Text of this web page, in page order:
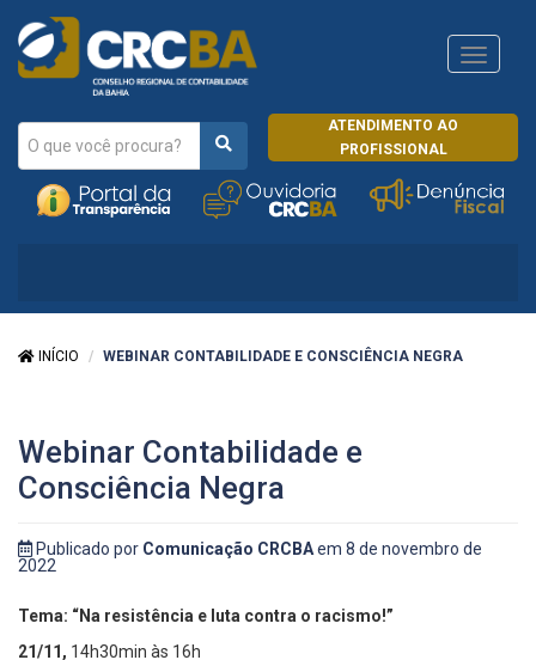
ATENDIMENTO AO
PROFISSIONAL
CRCRJ
INÍCIO WEBINAR CONTABILIDADE E CONSCIÊNCIA NEGRA
Webinar Contabilidade e
Consciência Negra
Publicado por Comunicação CRCBAem 8 de novembro de
2022
Tema: “Na resistência e luta contra o racismo!”
21/11, 14h30min às 16h